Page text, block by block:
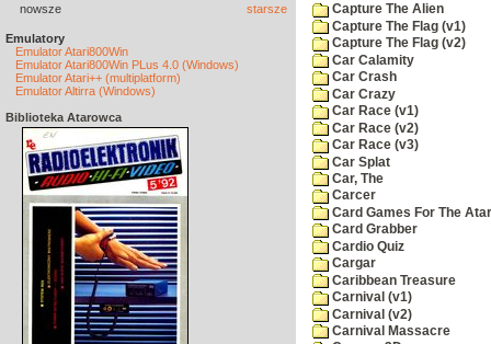
nowsze starsze
Emulatory
Emulator Atari800Win
Emulator Atari800Win PLus 4.0 (Windows)
Emulator Atari++ (multiplatform)
Emulator Altirra (Windows)
Biblioteka Atarowca
Capture The Alien
Capture The Flag (v1)
Capture The Flag (v2)
Car Calamity
Car Crash
Car Crazy
Car Race (v1)
Car Race (v2)
Car Race (v3)
Car Splat
Car, The
Carcer
Card Games For The
Card Grabber
Cardio Quiz
Cargar
Caribbean Treasure
Carnival (v1)
Carnival (v2)
Carnival Massacre